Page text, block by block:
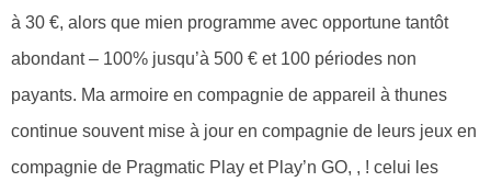
à 30 €, alors que mien programme avec opportune tantôt
abondant – 100% jusqu’à 500 € et 100 périodes non
payants. Ma armoire en compagnie de appareil à thunes
continue souvent mise à jour en compagnie de leurs jeux en
compagnie de Pragmatic Play et Play’n GO, , ! celui les